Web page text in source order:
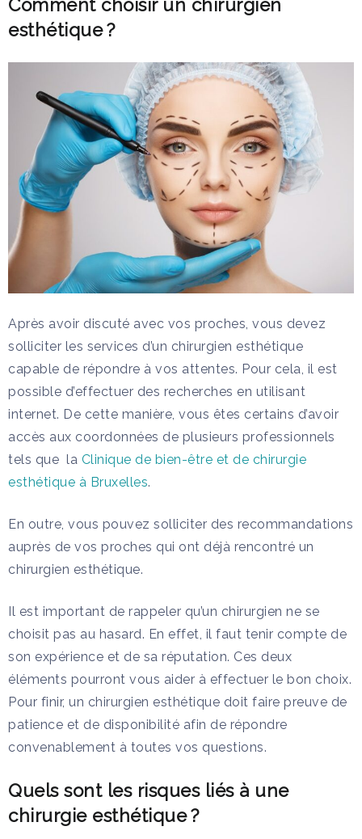
Comment choisir un chirurgien
esthétique ?
Après avoir discuté avec vos proches, vous devez
solliciter les services d’un chirurgien esthétique
capable de répondre à vos attentes. Pour cela, il est
possible d’effectuer des recherches en utilisant
internet. De cette manière, vous êtes certains d’avoir
accès aux coordonnées de plusieurs professionnels
tels que la Clinique de bien-être et de chirurgie
esthétique à Bruxelles.
En outre, vous pouvez solliciter des recommandations
auprès de vos proches qui ont déjà rencontré un
chirurgien esthétique.
Il est important de rappeler qu’un chirurgien ne se
choisit pas au hasard. En effet, il faut tenir compte de
son expérience et de sa réputation. Ces deux
éléments pourront vous aider à effectuer le bon choix.
Pour finir, un chirurgien esthétique doit faire preuve de
patience et de disponibilité afin de répondre
convenablement à toutes vos questions.
Quels sont les risques liés à une
chirurgie esthétique ?